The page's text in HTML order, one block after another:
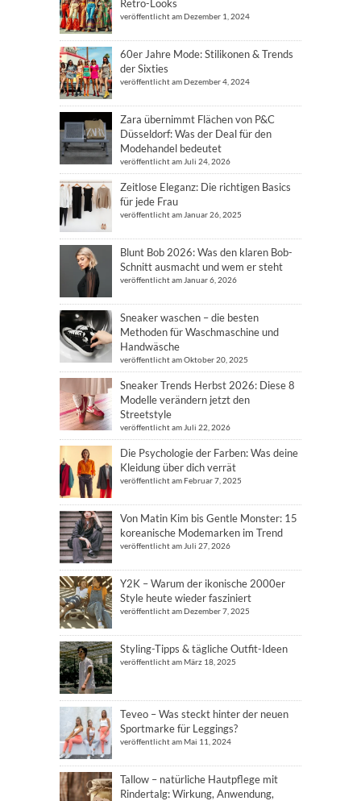
Retro-Looks
veröffentlicht am Dezember 1, 2024
60er Jahre Mode: Stilikonen & Trends
der Sixties
veröffentlicht am Dezember 4, 2024
Zara übernimmt Flächen von P&C
Düsseldorf: Was der Deal für den
Modehandel bedeutet
veröffentlicht am Juli 24, 2026
Zeitlose Eleganz: Die richtigen Basics
für jede Frau
veröffentlicht am Januar 26, 2025
Blunt Bob 2026: Was den klaren Bob-
Schnitt ausmacht und wem er steht
veröffentlicht am Januar 6, 2026
Sneaker waschen – die besten
Methoden für Waschmaschine und
Handwäsche
veröffentlicht am Oktober 20, 2025
Sneaker Trends Herbst 2026: Diese 8
Modelle verändern jetzt den
Streetstyle
veröffentlicht am Juli 22, 2026
Die Psychologie der Farben: Was deine
Kleidung über dich verrät
veröffentlicht am Februar 7, 2025
Von Matin Kim bis Gentle Monster: 15
koreanische Modemarken im Trend
veröffentlicht am Juli 27, 2026
Y2K – Warum der ikonische 2000er
Style heute wieder fasziniert
veröffentlicht am Dezember 7, 2025
Styling-Tipps & tägliche Outfit-Ideen
veröffentlicht am März 18, 2025
Teveo – Was steckt hinter der neuen
Sportmarke für Leggings?
veröffentlicht am Mai 11, 2024
Tallow – natürliche Hautpflege mit
Rindertalg: Wirkung, Anwendung,